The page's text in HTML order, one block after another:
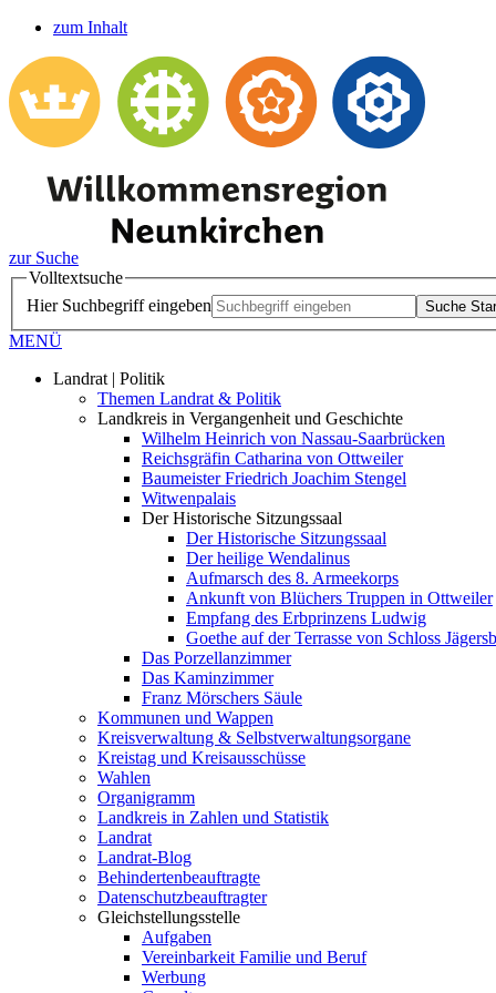
zum Inhalt
zur Suche
Volltextsuche
Hier Suchbegriff eingeben
Suche
MENÜ
Landrat | Politik
Themen Landrat & Politik
Landkreis in Vergangenheit und Geschichte
Wilhelm Heinrich von Nassau-Saarbrücken
Reichsgräfin Catharina von Ottweiler
Baumeister Friedrich Joachim Stengel
Witwenpalais
Der Historische Sitzungssaal
Der Historische Sitzungssaal
Der heilige Wendalinus
Aufmarsch des 8. Armeekorps
Ankunft von Blüchers Truppen in Ottweiler
Empfang des Erbprinzens Ludwig
Goethe auf der Terrasse von Schloss
Das Porzellanzimmer
Das Kaminzimmer
Franz Mörschers Säule
Kommunen und Wappen
Kreisverwaltung & Selbstverwaltungsorgane
Kreistag und Kreisausschüsse
Wahlen
Organigramm
Landkreis in Zahlen und Statistik
Landrat
Landrat-Blog
Behindertenbeauftragte
Datenschutzbeauftragter
Gleichstellungsstelle
Aufgaben
Vereinbarkeit Familie und Beruf
Werbung